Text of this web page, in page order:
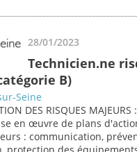
28/01/2023
Technicien.ne
B)
Seine
DES RISQUES MAJEURS :
en œuvre de plans
: communication,